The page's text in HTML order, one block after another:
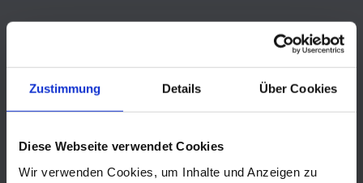
Zustimmung Details Über Cookies
Diese Webseite verwendet Cookies
Wir verwenden Cookies, um Inhalte und Anzeigen zu